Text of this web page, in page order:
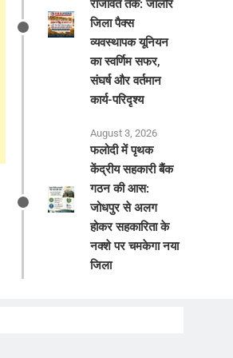
राजावत तक: जालोर
जिला पैक्स
व्यवस्थापक यूनियन
का स्वर्णिम सफर,
संघर्ष और वर्तमान
कार्य-परिदृश्य
August 3, 2026
फलोदी में पृथक
केंद्रीय सहकारी बैंक
गठन की आस:
जोधपुर से अलग
होकर सहकारिता के
नक्शे पर चमकेगा नया
जिला